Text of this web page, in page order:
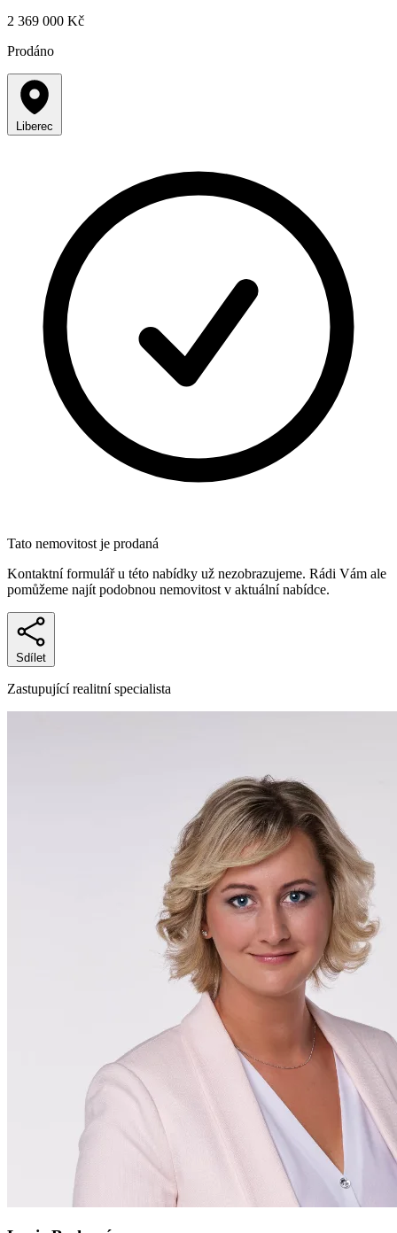
2 369 000 Kč
Prodáno
Liberec
Tato nemovitost je prodaná
Kontaktní formulář u této nabídky už nezobrazujeme. Rádi Vám ale
pomůžeme najít podobnou nemovitost v aktuální nabídce.
Sdílet
Zastupující realitní specialista